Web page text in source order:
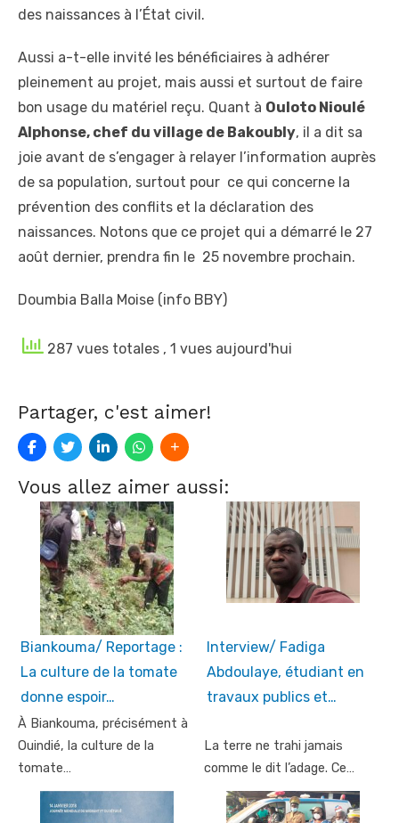
des naissances à l’État civil.
Aussi a-t-elle invité les bénéficiaires à adhérer
pleinement au projet, mais aussi et surtout de faire
bon usage du matériel reçu. Quant à Ouloto Nioulé
Alphonse, chef du village de Bakoubly, il a dit sa
joie avant de s’engager à relayer l’information auprès
de sa population, surtout pour ce qui concerne la
prévention des conflits et la déclaration des
naissances. Notons que ce projet qui a démarré le 27
août dernier, prendra fin le 25 novembre prochain.
Doumbia Balla Moise (info BBY)
287 vues totales , 1 vues aujourd'hui
Partager, c'est aimer!
Vous allez aimer aussi:
Biankouma/ Reportage :
La culture de la tomate
donne espoir…
À Biankouma, précisément à
Ouindié, la culture de la
tomate…
Interview/ Fadiga
Abdoulaye, étudiant en
travaux publics et…
La terre ne trahi jamais
comme le dit l’adage. Ce…